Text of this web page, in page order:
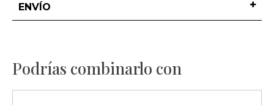
ENVÍO
Podrías combinarlo con